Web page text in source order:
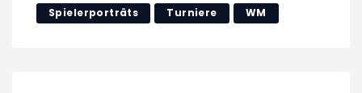
Spielerporträts Turniere WM